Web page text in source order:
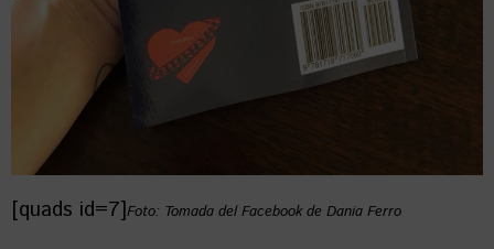
[quads id=7]Foto: Tomada del Facebook de Dania Ferro